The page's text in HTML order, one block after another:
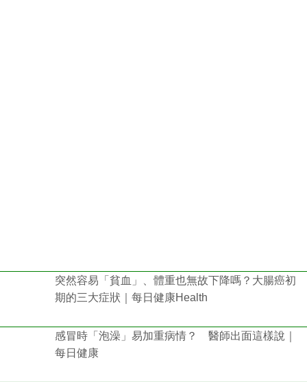
突然容易「貧血」、體重也無故下降嗎？大腸癌初
期的三大症狀｜每日健康Health
感冒時「泡澡」易加重病情？ 醫師出面這樣說｜
每日健康